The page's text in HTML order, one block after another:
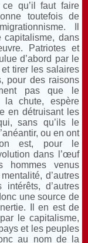
qu’il faut faire
toutefois de
Il
capitalisme, dans
Patriotes et
d’abord par le
tirer les salaires
pour des raisons
pas que le
chute, espère
en détruisant les
sans qu’ils le
ou en ont
est, pour le
dans l’œuf
hommes venus
d’autres
intérêts, d’autres
une source de
Il en est de
le capitalisme,
et les peuples
au nom de la